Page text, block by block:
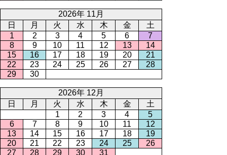
2026年 11月
日
月 火 水 木 金
土
1
2 3 4 5 6
7
8
9 10 11 12 13
14
15
16 17 18 19 20
21
22
23 24 25 26 27
28
29
30
2026年 12月
日
月 火 水 木 金
土
1
2 3 4
5
6
7 8 9 10 11
12
13
14 15 16 17 18
19
20
21 22 23 24 25
26
27
28 29 30 31